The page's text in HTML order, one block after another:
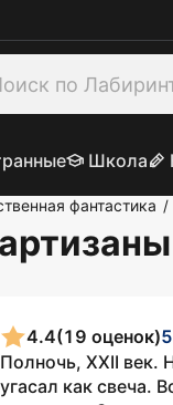
Школа
фантастика /
4.4(19 оценок)
Полночь, XXII век.
угасал как свеча.